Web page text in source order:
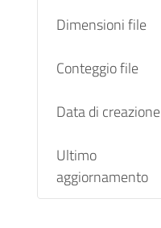
Dimensioni file
Conteggio file
Data di creazione
Ultimo
aggiornamento